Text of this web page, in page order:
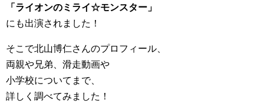
「ライオンのミライ☆モンスター」
にも出演されました！
そこで北山博仁さんのプロフィール、
両親や兄弟、滑走動画や
小学校についてまで、
詳しく調べてみました！